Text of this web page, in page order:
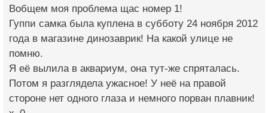
Вобщем моя проблема щас номер 1!
Гуппи самка была куплена в субботу 24 ноября 2012
года в магазине динозаврик! На какой улице не
помню.
Я её вылила в аквариум, она тут-же спряталась.
Потом я разглядела ужасное! У неё на правой
стороне нет одного глаза и немного порван плавник!